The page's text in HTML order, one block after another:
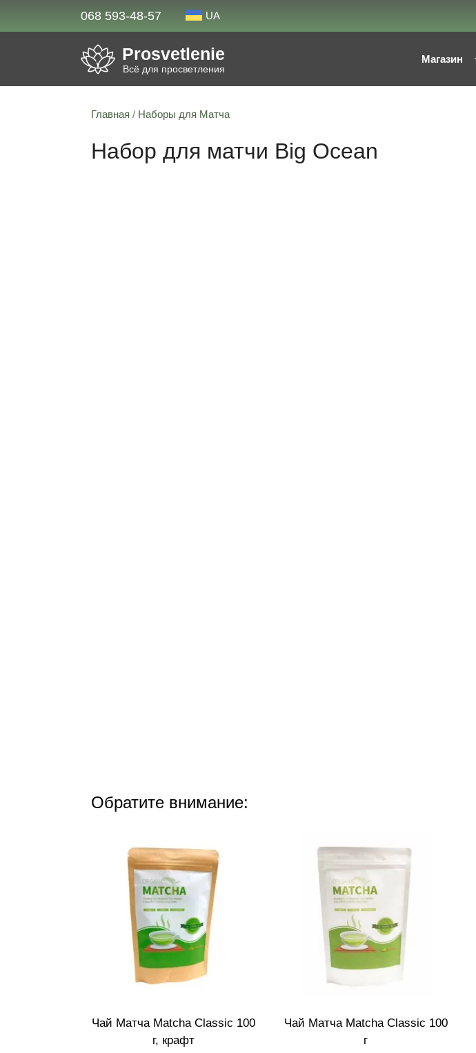
068 593-48-57 UA
Prosvetlenie
Всё для просветления
Магазин
Главная / Наборы для Матча
Набор для матчи Big Ocean
Обратите внимание:
Чай Матча Matcha Classic 100
г, крафт
Чай Матча Matcha Classic 100
г